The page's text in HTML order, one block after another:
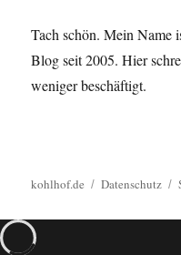
Tach schön. Mein Name
Blog seit 2005. Hier
weniger beschäftigt.
kohlhof.de Datenschutz